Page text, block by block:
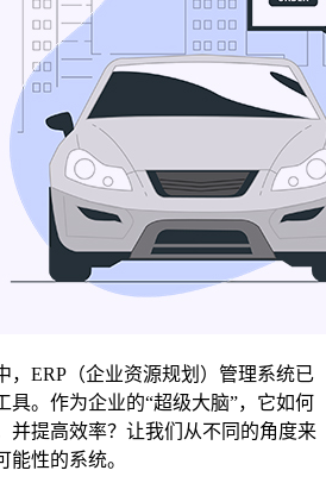
，ERP（企业资源规划）管理系统已
具。作为企业的“超级大脑”，它如何
并提高效率？让我们从不同的角度来
性的系统。